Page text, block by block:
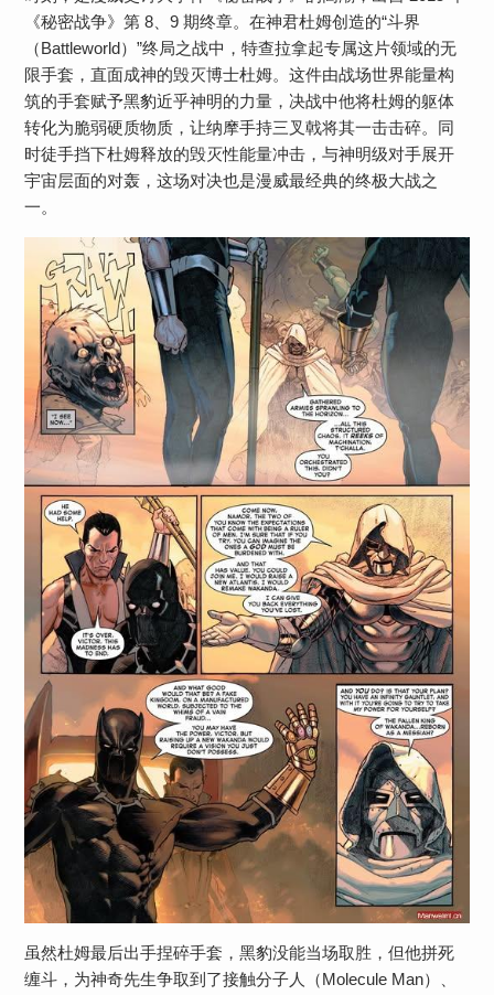
《秘密战争》第 8、9 期终章。在神君杜姆创造的“斗界
（Battleworld）”终局之战中，特查拉拿起专属这片领域的无
限手套，直面成神的毁灭博士杜姆。这件由战场世界能量构
筑的手套赋予黑豹近乎神明的力量，决战中他将杜姆的躯体
转化为脆弱硬质物质，让纳摩手持三叉戟将其一击击碎。同
时徒手挡下杜姆释放的毁灭性能量冲击，与神明级对手展开
宇宙层面的对轰，这场对决也是漫威最经典的终极大战之
一。
虽然杜姆最后出手捏碎手套，黑豹没能当场取胜，但他拼死
缠斗，为神奇先生争取到了接触分子人（Molecule Man）、